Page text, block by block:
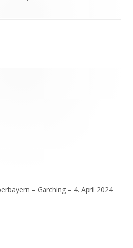
– Garching – 4. April 2024